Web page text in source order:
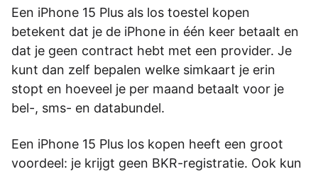
Een iPhone 15 Plus als los toestel kopen
betekent dat je de iPhone in één keer betaalt en
dat je geen contract hebt met een provider. Je
kunt dan zelf bepalen welke simkaart je erin
stopt en hoeveel je per maand betaalt voor je
bel-, sms- en databundel.
Een iPhone 15 Plus los kopen heeft een groot
voordeel: je krijgt geen BKR-registratie. Ook kun